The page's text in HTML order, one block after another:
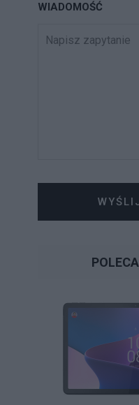
WIADOMOŚĆ